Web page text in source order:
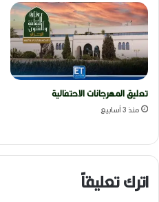
تعليق المهرجانات الاحتفالية
منذ 3 أسابيع
اترك تعليقاً